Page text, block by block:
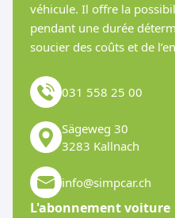
véhicule. Il offre la
pendant une durée
soucier des coûts et de
031 558 25 00
Sägeweg 30
3283 Kallnach
info@simpcar.ch
L'abonnement voiture